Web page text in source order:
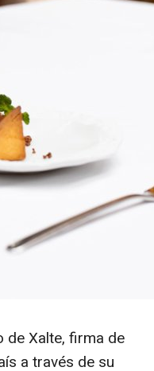
de Xalte, firma de
a través de su